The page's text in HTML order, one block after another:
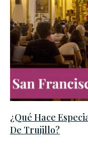
¿Qué Hace
De Trujillo?